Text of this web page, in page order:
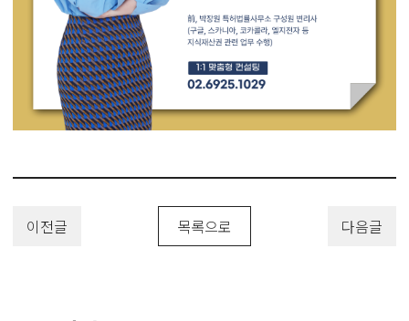
이전글 목록으로 다음글